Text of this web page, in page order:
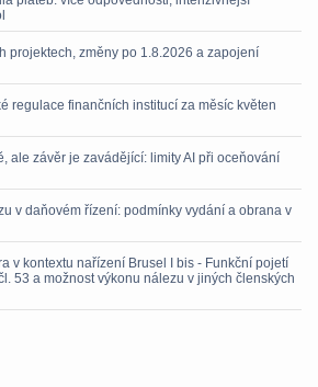
projektech, změny po 1.8.2026 a zapojení
regulace finančních institucí za měsíc květen
ale závěr je zavádějící: limity AI při oceňování
v daňovém řízení: podmínky vydání a obrana v
v kontextu nařízení Brusel I bis - Funkční pojetí
53 a možnost výkonu nálezu v jiných členských